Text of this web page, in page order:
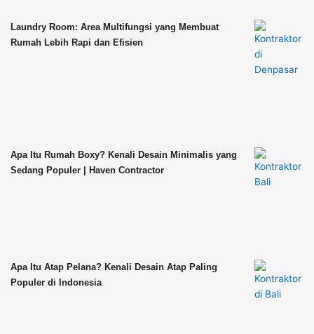
Laundry Room: Area Multifungsi yang Membuat
Rumah Lebih Rapi dan Efisien
Apa Itu Rumah Boxy? Kenali Desain Minimalis yang
Sedang Populer | Haven Contractor
Apa Itu Atap Pelana? Kenali Desain Atap Paling
Populer di Indonesia